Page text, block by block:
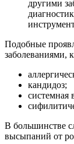
другими
Подобные
заболеваниями,
кандидоз;
системная
В большинстве
высыпаний от